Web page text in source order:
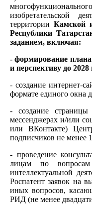
изобретательской
территории Камской
Республики
заданием, включая:
- формирование
и перспективу до 2028
- создание интернет-
формате единого окна
- создание
мессенджерах и/или
или ВКонтакте)
подписчиков не менее
- проведение
лицам по вопросам
интеллектуальной
Роспатент заявок на
иных вопросов,
РИД (не менее